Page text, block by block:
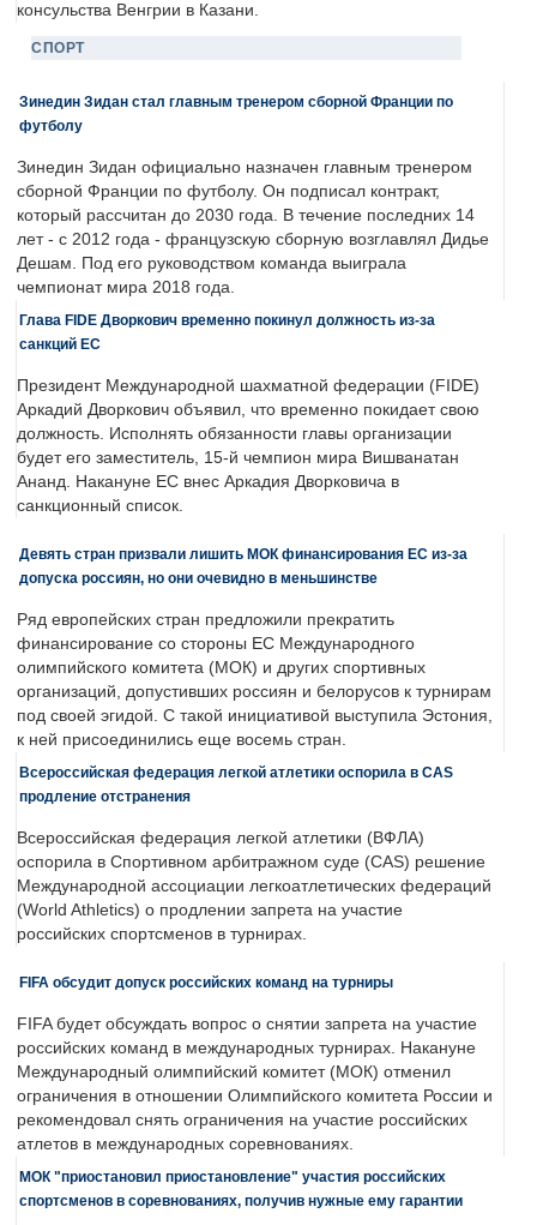
консульства Венгрии в Казани.
СПОРТ
Зинедин Зидан стал главным тренером сборной Франции по
футболу
Зинедин Зидан официально назначен главным тренером
сборной Франции по футболу. Он подписал контракт,
который рассчитан до 2030 года. В течение последних 14
лет - с 2012 года - французскую сборную возглавлял Дидье
Дешам. Под его руководством команда выиграла
чемпионат мира 2018 года.
Глава FIDE Дворкович временно покинул должность из-за
санкций ЕС
Президент Международной шахматной федерации (FIDE)
Аркадий Дворкович объявил, что временно покидает свою
должность. Исполнять обязанности главы организации
будет его заместитель, 15-й чемпион мира Вишванатан
Ананд. Накануне ЕС внес Аркадия Дворковича в
санкционный список.
Девять стран призвали лишить МОК финансирования ЕС из-за
допуска россиян, но они очевидно в меньшинстве
Ряд европейских стран предложили прекратить
финансирование со стороны ЕС Международного
олимпийского комитета (МОК) и других спортивных
организаций, допустивших россиян и белорусов к турнирам
под своей эгидой. С такой инициативой выступила Эстония,
к ней присоединились еще восемь стран.
Всероссийская федерация легкой атлетики оспорила в CAS
продление отстранения
Всероссийская федерация легкой атлетики (ВФЛА)
оспорила в Спортивном арбитражном суде (CAS) решение
Международной ассоциации легкоатлетических федераций
(World Athletics) о продлении запрета на участие
российских спортсменов в турнирах.
FIFA обсудит допуск российских команд на турниры
FIFA будет обсуждать вопрос о снятии запрета на участие
российских команд в международных турнирах. Накануне
Международный олимпийский комитет (МОК) отменил
ограничения в отношении Олимпийского комитета России и
рекомендовал снять ограничения на участие российских
атлетов в международных соревнованиях.
МОК "приостановил приостановление" участия российских
спортсменов в соревнованиях, получив нужные ему гарантии